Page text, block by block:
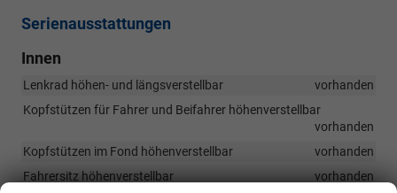
Serienausstattungen
Innen
Lenkrad höhen- und längsverstellbar
vorhanden
Kopfstützen für Fahrer und Beifahrer höhenverstellbar
vorhanden
Kopfstützen im Fond höhenverstellbar
vorhanden
Fahrersitz höhenverstellbar
vorhanden